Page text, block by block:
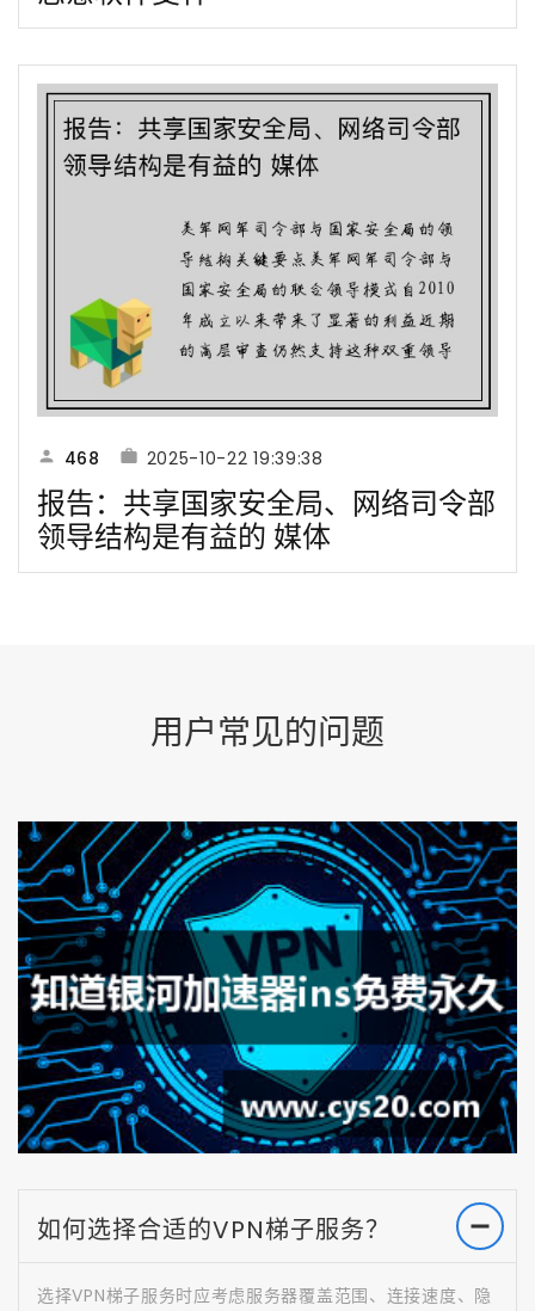
468 2025-10-22 19:39:38
报告：共享国家安全局、网络司令部
领导结构是有益的 媒体
用户常见的问题
如何选择合适的VPN梯子服务？
选择VPN梯子服务时应考虑服务器覆盖范围、连接速度、隐